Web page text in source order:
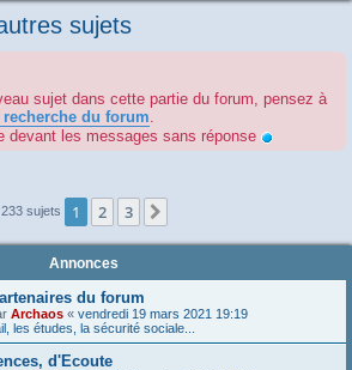
sujets
sujet dans cette partie du forum, pensez à
du forum.
devant les messages sans réponse
233 sujets 1 2 3
Annonces
du forum
Archaos « vendredi 19 mars 2021 19:19
les études, la sécurité sociale...
d'Ecoute